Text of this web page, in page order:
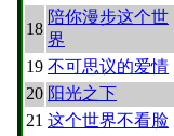
18
陪你漫步这个世
界
19 不可思议的爱情
20 阳光之下
21 这个世界不看脸